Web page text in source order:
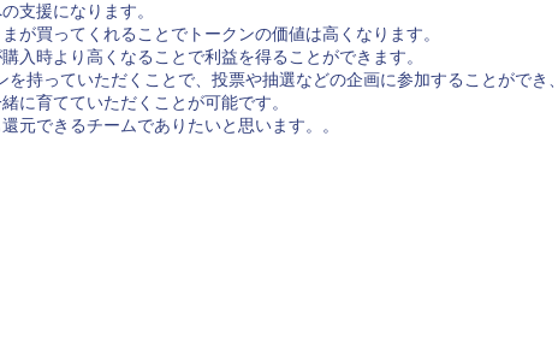
支援になります。
が買ってくれることでトークンの価値は高くなります。
入時より高くなることで利益を得ることができます。
持っていただくことで、投票や抽選などの企画に参加することができ、
に育てていただくことが可能です。
元できるチームでありたいと思います。。